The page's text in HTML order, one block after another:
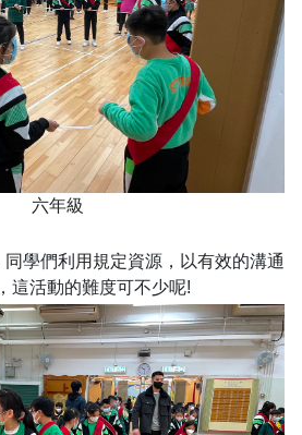
六年級
學們利用規定資源，以有效的溝通
這活動的難度可不少呢!